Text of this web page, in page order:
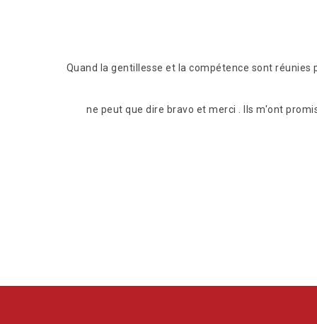
Quand la gentillesse et la compétence sont
ne peut que dire bravo et merci . Ils m'ont